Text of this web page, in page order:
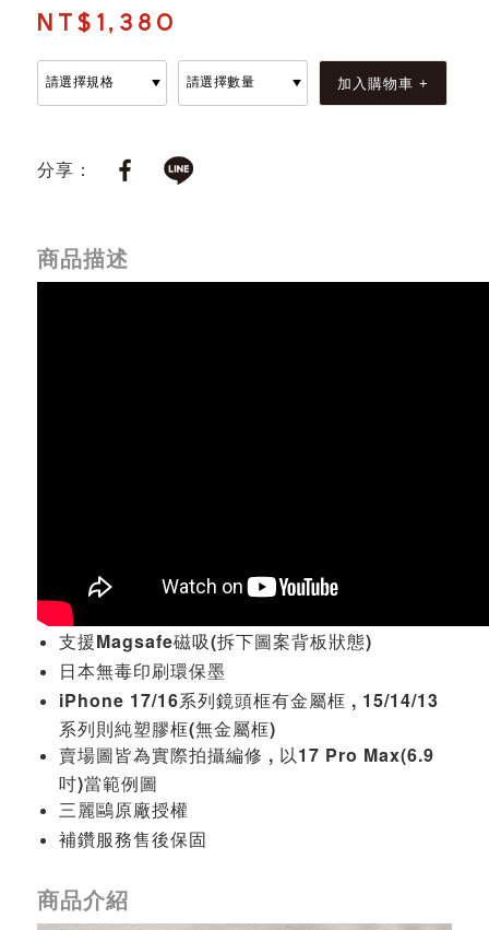
NT$1,380
分享：
商品描述
支援Magsafe磁吸(拆下圖案背板狀態)
日本無毒印刷環保墨
iPhone 17/16系列鏡頭框有金屬框 , 15/14/13
系列則純塑膠框(無金屬框)
賣場圖皆為實際拍攝編修 , 以17 Pro Max(6.9
吋)當範例圖
三麗鷗原廠授權
補鑽服務售後保固
商品介紹